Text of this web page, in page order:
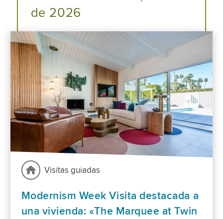
de 2026
Visitas guiadas
Modernism Week Visita destacada a
una vivienda: «The Marquee at Twin